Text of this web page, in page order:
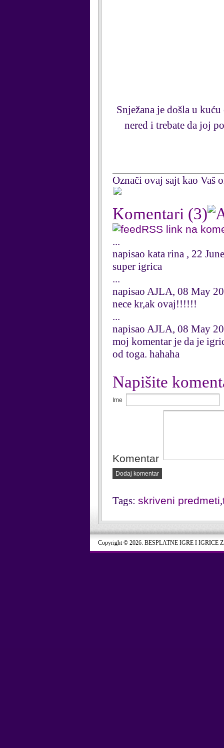
Snježana je došla u
nered i trebate da joj
Označi ovaj sajt kao Vaš
Komentari (3)
RSS link na
...
napisao kata rina , 22
super igrica
...
napisao AJLA, 08 May
nece kr,ak ovaj!!!!!!
...
napisao AJLA, 08 May
moj komentar je da je
od toga. hahaha
Napišite
Ime
Komentar
Dodaj komentar
Tags: skriveni predmeti,
Copyright © 2026. BESPLATNE IGRE I IGRICE